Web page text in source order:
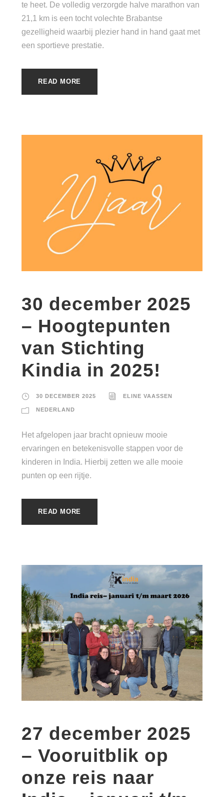
te heet. De volledig verzorgde halve marathon van
21,1 km is een tocht volechte Brabantse
gezelligheid waarbij plezier hand in hand gaat met
een sportieve prestatie.
READ MORE
30 december 2025
– Hoogtepunten
van Stichting
Kindia in 2025!
30 DECEMBER 2025 ELINE VAASSEN
NEDERLAND
Het afgelopen jaar bracht opnieuw mooie
ervaringen en betekenisvolle stappen voor de
kinderen in India. Hierbij zetten we alle mooie
punten op een rijtje.
READ MORE
27 december 2025
– Vooruitblik op
onze reis naar